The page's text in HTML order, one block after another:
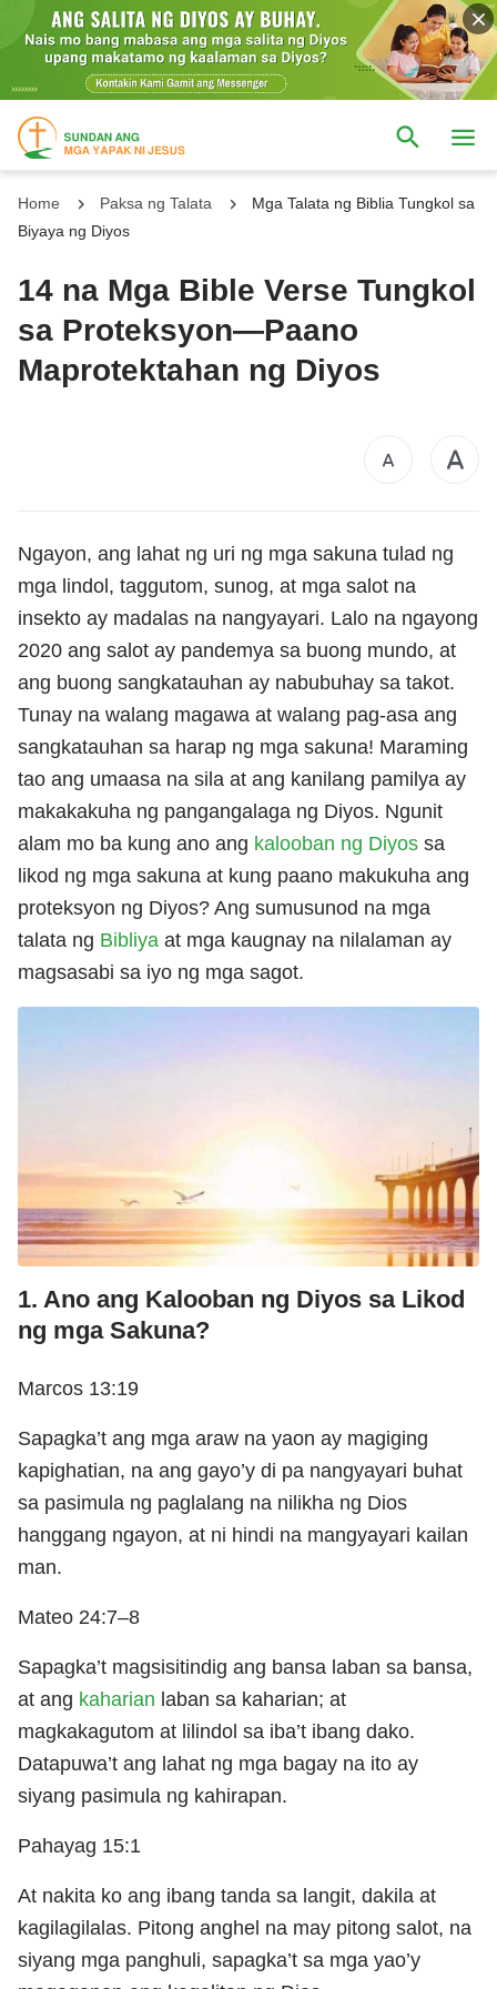
Home Paksa ng Talata
Mga Talata ng Biblia Tungkol sa
Biyaya ng Diyos
14 na Mga Bible Verse Tungkol
sa Proteksyon—Paano
Maprotektahan ng Diyos
Ngayon, ang lahat ng uri ng mga sakuna tulad ng
mga lindol, taggutom, sunog, at mga salot na
insekto ay madalas na nangyayari. Lalo na ngayong
2020 ang salot ay pandemya sa buong mundo, at
ang buong sangkatauhan ay nabubuhay sa takot.
Tunay na walang magawa at walang pag-asa ang
sangkatauhan sa harap ng mga sakuna! Maraming
tao ang umaasa na sila at ang kanilang pamilya ay
makakakuha ng pangangalaga ng Diyos. Ngunit
alam mo ba kung ano ang kalooban ng Diyos sa
likod ng mga sakuna at kung paano makukuha ang
proteksyon ng Diyos? Ang sumusunod na mga
talata ng Bibliya at mga kaugnay na nilalaman ay
magsasabi sa iyo ng mga sagot.
1. Ano ang Kalooban ng Diyos sa Likod
ng mga Sakuna?
Marcos 13:19
Sapagka’t ang mga araw na yaon ay magiging
kapighatian, na ang gayo’y di pa nangyayari buhat
sa pasimula ng paglalang na nilikha ng Dios
hanggang ngayon, at ni hindi na mangyayari kailan
man.
Mateo 24:7–8
Sapagka’t magsisitindig ang bansa laban sa bansa,
at ang kaharian laban sa kaharian; at
magkakagutom at lilindol sa iba’t ibang dako.
Datapuwa’t ang lahat ng mga bagay na ito ay
siyang pasimula ng kahirapan.
Pahayag 15:1
At nakita ko ang ibang tanda sa langit, dakila at
kagilagilalas. Pitong anghel na may pitong salot, na
siyang mga panghuli, sapagka’t sa mga yao’y